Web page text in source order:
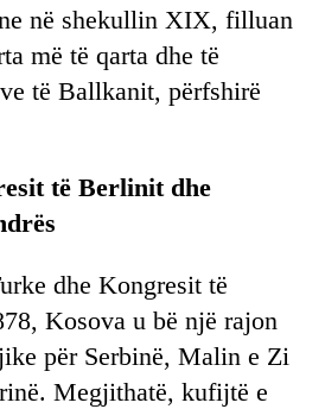
në shekullin XIX, filluan
më të qarta dhe të
të Ballkanit, përfshirë
të Berlinit dhe
dhe Kongresit të
Kosova u bë një rajon
për Serbinë, Malin e Zi
Megjithatë, kufijtë e